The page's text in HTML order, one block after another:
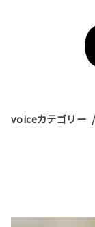
voiceカテゴリー